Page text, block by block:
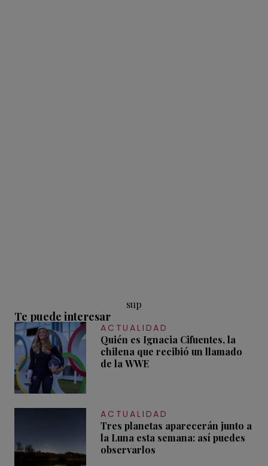
sup
Te puede interesar
ACTUALIDAD
Quién es Ignacia Cifuentes, la
chilena que recibió un llamado
de la WWE
ACTUALIDAD
Tres planetas aparecerán junto a
la Luna esta semana: así puedes
observarlos